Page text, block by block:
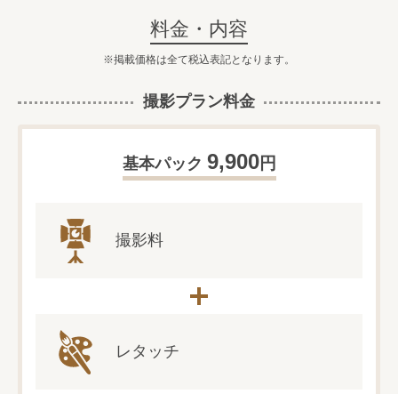
料金・内容
掲載価格は全て税込表記となります。
撮影プラン料金
基本パック 9,900円
撮影料
レタッチ